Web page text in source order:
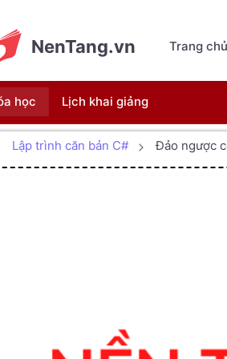
NenTang.vn Trang chủ
học Lịch khai giảng
Lập trình căn bản C# Đảo ngược